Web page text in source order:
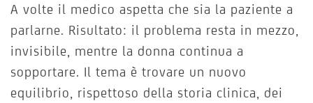
A volte il medico aspetta che sia la paziente a
parlarne. Risultato: il problema resta in mezzo,
invisibile, mentre la donna continua a
sopportare. Il tema è trovare un nuovo
equilibrio, rispettoso della storia clinica, dei